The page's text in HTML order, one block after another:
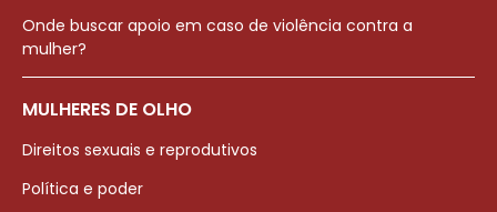
Onde buscar apoio em caso de violência contra a
mulher?
MULHERES DE OLHO
Direitos sexuais e reprodutivos
Política e poder